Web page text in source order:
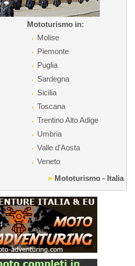
Mototurismo in:
Molise
Piemonte
Puglia
Sardegna
Sicilia
Toscana
Trentino Alto Adige
Umbria
Valle d'Aosta
Veneto
Mototurismo - Italia